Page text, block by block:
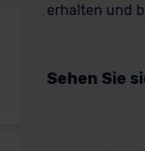
erhalten und
Sehen Sie